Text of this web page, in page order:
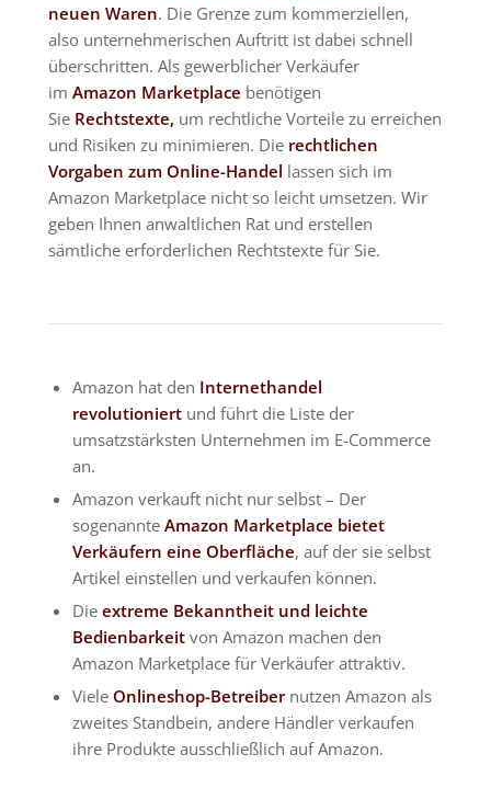
neuen Waren. Die Grenze zum kommerziellen,
also unternehmerischen Auftritt ist dabei schnell
überschritten. Als gewerblicher Verkäufer
imAmazon Marketplace benötigen
Sie Rechtstexte, um rechtliche Vorteile zu erreichen
und Risiken zu minimieren. Die rechtlichen
Vorgaben zum Online-Handel lassen sich im
Amazon Marketplace nicht so leicht umsetzen. Wir
geben Ihnen anwaltlichen Rat und erstellen
sämtliche erforderlichen Rechtstexte für Sie.
Amazon hat den Internethandel
revolutioniert und führt die Liste der
umsatzstärksten Unternehmen im E-Commerce
an.
Amazon verkauft nicht nur selbst – Der
sogenannteAmazon Marketplace bietet
Verkäufern eine Oberfläche, auf der sie selbst
Artikel einstellen und verkaufen können.
Dieextreme Bekanntheit und leichte
Bedienbarkeit von Amazon machen den
Amazon Marketplace für Verkäufer attraktiv.
Viele Onlineshop-Betreibernutzen Amazon als
zweites Standbein, andere Händler verkaufen
ihre Produkte ausschließlich auf Amazon.